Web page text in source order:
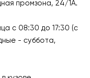
промзона, 24/1А.
с 08:30 до 17:30 (с
- суббота,